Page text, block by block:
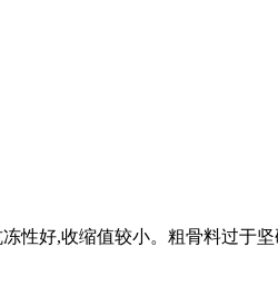
性好,收缩值较小。粗骨料过于坚